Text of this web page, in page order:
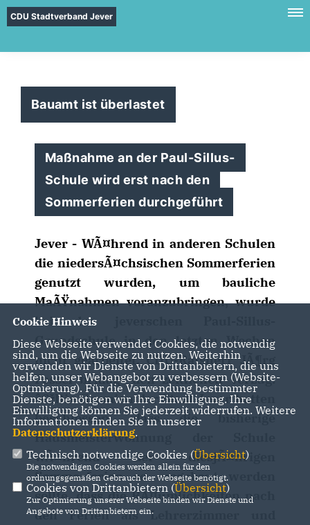
CDU Stadtverband Jever
Bauamt ist überlastet
Maßnahme an der Paul-Sillus-
Schule wird erst nach den
Sommerferien durchgeführt
Jever - WÃ¤hrend in anderen Schulen
die niedersÃ¤chsischen Sommerferien
genutzt wurden, um bauliche
MaÃŸnahmen voranzubringen, wurde
bei der jeverschen Paul-Sillus-
Grundschule in den letzten Wochen
nicht gearbeitet. CDU-Ratsherr JÃ¶rg
Fessel beklagt den zeitlichen Verzug:
žDie Gremien der Stadt Jever hatten
beschlossen, dass die bisherige
Hausmeisterwohnung der Schule
wÃ¤hrend der diesjÃ¤hrigen
Sommerferien so umgebaut werden
sollte, dass die RÃ¤umlichkeiten nach
den Ferien als Lehrerzimmer und
Cookie Hinweis
Diese Webseite verwendet Cookies, die notwendig
sind, um die Webseite zu nutzen. Weiterhin
verwenden wir Dienste von Drittanbietern, die uns
helfen, unser Webangebot zu verbessern (Website-
Optmierung). Für die Verwendung bestimmter
Dienste, benötigen wir Ihre Einwilligung. Ihre
Einwilligung können Sie jederzeit widerrufen. Weitere
Informationen finden Sie in unserer
Datenschutzerklärung.
Technisch notwendige Cookies (Übersicht)
Die notwendigen Cookies werden allein für den
ordnungsgemäßen Gebrauch der Webseite benötigt.
Cookies von Drittanbietern (Übersicht)
Zur Optimierung unserer Webseite binden wir Dienste und
Angebote von Drittanbietern ein.